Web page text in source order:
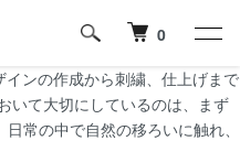
ンの作成から刺繍、仕上げまで
いて大切にしているのは、まず
常の中で自然の移ろいに触れ、
0